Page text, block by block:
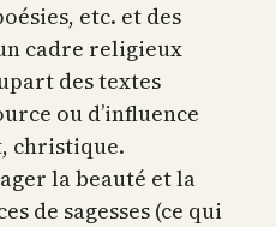
etc. et des
cadre religieux
des textes
ou d’influence
christique.
la beauté et la
de sagesses (ce qui